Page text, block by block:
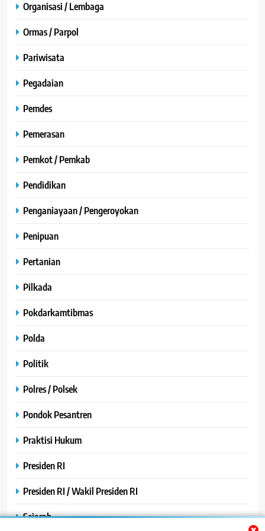
Organisasi / Lembaga
Ormas / Parpol
Pariwisata
Pegadaian
Pemdes
Pemerasan
Pemkot / Pemkab
Pendidikan
Penganiayaan / Pengeroyokan
Penipuan
Pertanian
Pilkada
Pokdarkamtibmas
Polda
Politik
Polres / Polsek
Pondok Pesantren
Praktisi Hukum
Presiden RI
Presiden RI / Wakil Presiden RI
Sejarah